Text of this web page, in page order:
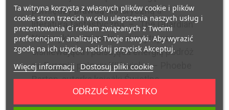
pomiędzy prawdą historyczną a
literaturą fantastyczną. – „The Guardian”
Niezwykła przygoda – ekscytująca,
olśniewająca i pulsująca energią podróż
po Europie połowy XIX wieku. – Phoebe
Barton, autorka książki Świetlne
podziemie
Ta witryna korzysta z własnych plików cookie i plików
cookie stron trzecich w celu ulepszenia naszych usług i
prezentowania Ci reklam związanych z Twoimi
preferencjami, analizując Twoje nawyki. Aby wyrazić
zgodę na ich użycie, naciśnij przycisk Akceptuj.
Więcej informacji Dostosuj pliki cookie
ODRZUĆ WSZYSTKO